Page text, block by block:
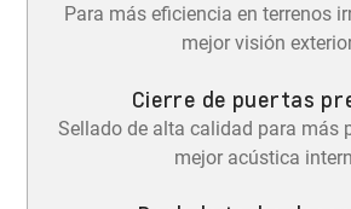
Para más eficiencia en terrenos
mejor visión
Cierre de puertas
Sellado de alta calidad para más
mejor acústica